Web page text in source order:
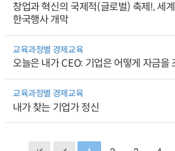
창업과 혁신의 국제적(글로벌) 축제!, 세
한국행사 개막
교육과정별 경제교육
오늘은 내가 CEO: 기업은 어떻게 자금을
교육과정별 경제교육
내가 찾는 기업가 정신